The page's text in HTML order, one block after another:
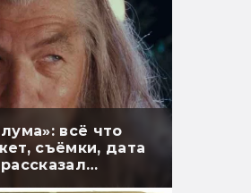
всё что
съёмки, дата